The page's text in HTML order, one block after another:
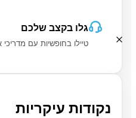
גלו בקצב שלכם
טיילו בחופשיות עם מדריכי
נקודות עיקריות